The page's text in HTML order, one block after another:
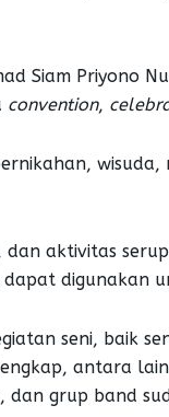
Siam Priyono
convention, c
wisuda,
aktivitas
digunakan
seni, baik
antara
grup band